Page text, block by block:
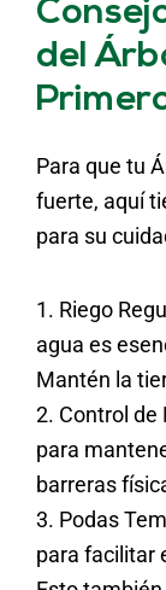
del
Para que tu
fuerte, aquí
para su
1. Riego
agua es
Mantén la
2. Control de
para
barreras
3. Podas
para facilitar